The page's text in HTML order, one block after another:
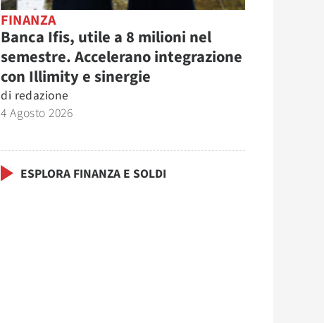
FINANZA
Banca Ifis, utile a 8 milioni nel
semestre. Accelerano integrazione
con Illimity e sinergie
di redazione
4 Agosto 2026
ESPLORA FINANZA E SOLDI